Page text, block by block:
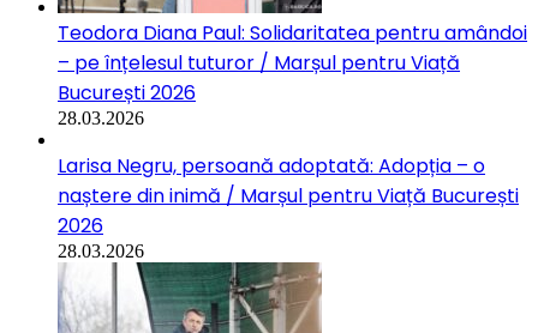
Teodora Diana Paul: Solidaritatea pentru amândoi
– pe înțelesul tuturor / Marșul pentru Viață
București 2026
28.03.2026
Larisa Negru, persoană adoptată: Adopția – o
naștere din inimă / Marșul pentru Viață București
2026
28.03.2026